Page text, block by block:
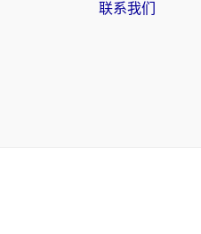
联系我们